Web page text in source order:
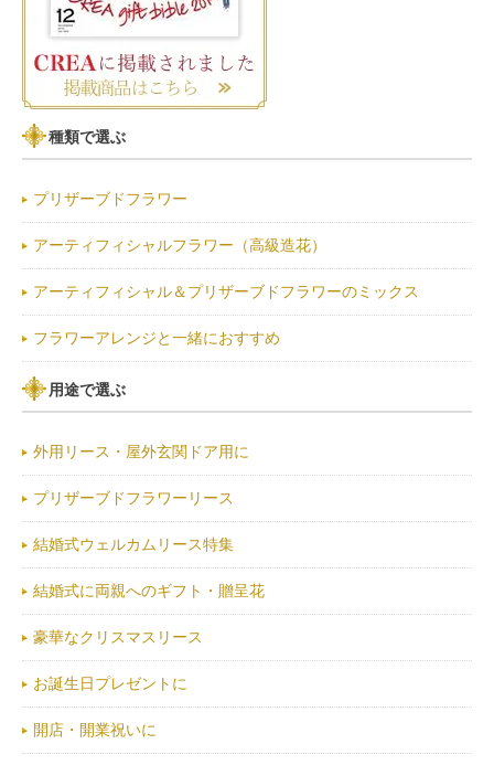
種類で選ぶ
プリザーブドフラワー
アーティフィシャルフラワー（高級造花）
アーティフィシャル＆プリザーブドフラワーのミックス
フラワーアレンジと一緒におすすめ
用途で選ぶ
外用リース・屋外玄関ドア用に
プリザーブドフラワーリース
結婚式ウェルカムリース特集
結婚式に両親へのギフト・贈呈花
豪華なクリスマスリース
お誕生日プレゼントに
開店・開業祝いに